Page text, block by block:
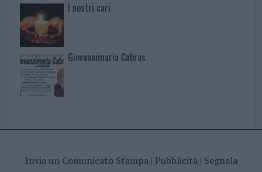
I nostri cari
Giovannimaria Cabras
Invia un Comunicato Stampa| Pubblicità| Segnala